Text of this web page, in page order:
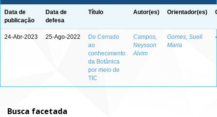
Data de
publicação
Data de
defesa
Título Autor(es) Orientador(es)
24-Abr-2023 25-Ago-2022
Do Cerrado
ao
conhecimento
da Botânica
por meio de
TIC
Campos,
Neysson
Alvim
Gomes, Sueli
Maria
-
Busca facetada